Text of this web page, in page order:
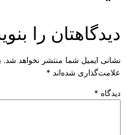
را بنویسید
شما منتشر نخواهد شد. بخش‌های
شده‌اند*